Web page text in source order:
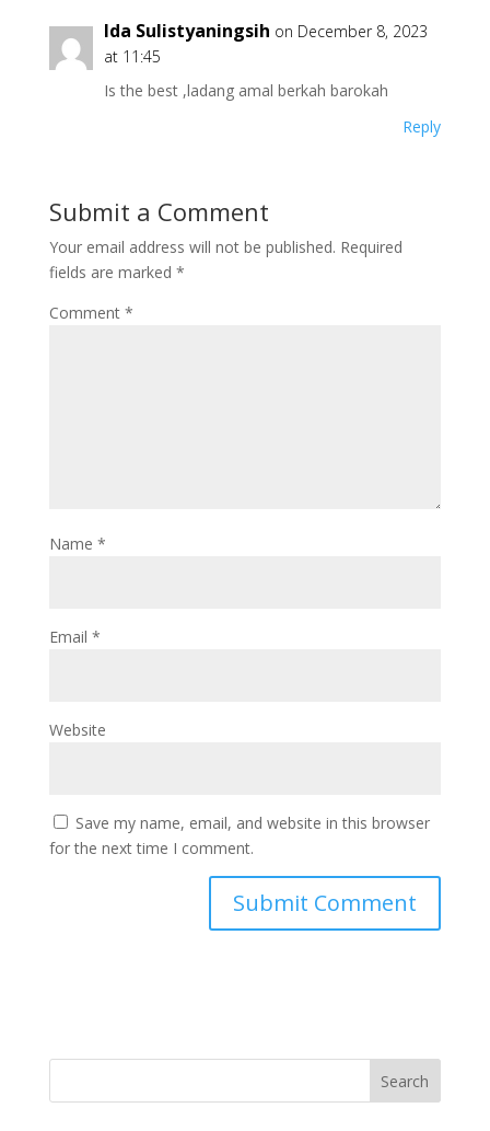
Ida Sulistyaningsih on December 8, 2023
at 11:45
Is the best ,ladang amal berkah barokah
Reply
Submit a Comment
Your email address will not be published. Required
fields are marked *
Comment *
Name *
Email *
Website
Save my name, email, and website in this browser
for the next time I comment.